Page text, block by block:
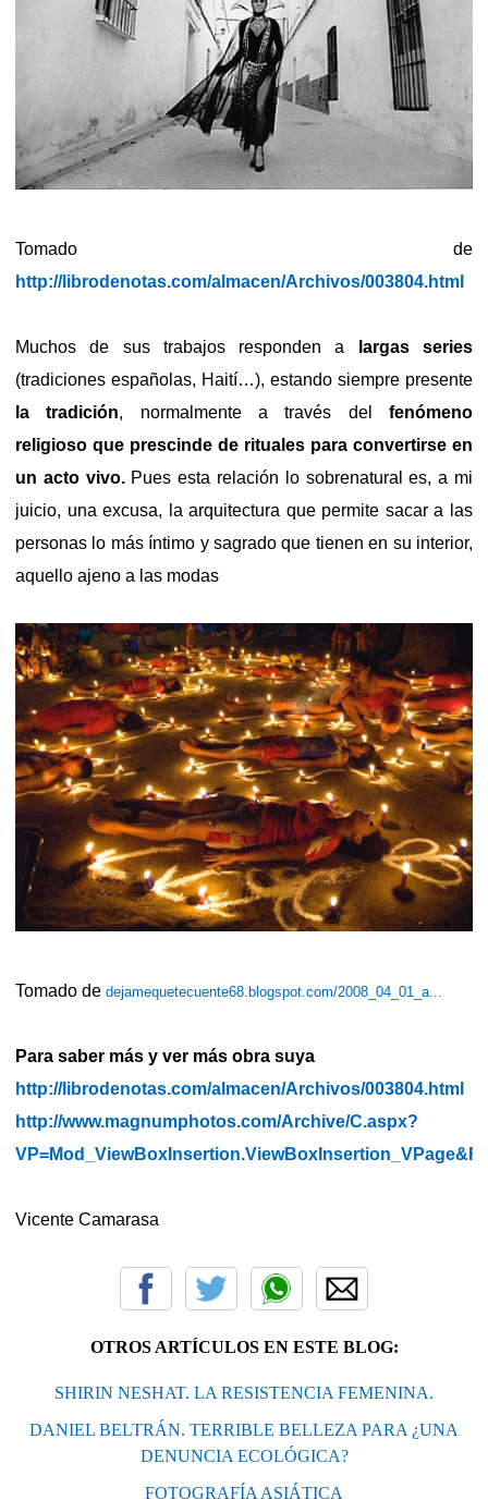
Tomado de
http://librodenotas.com/almacen/Archivos/003804.html
Muchos de sus trabajos responden a
largas series
(tradiciones españolas, Haití…), estando siempre presente
la tradición, normalmente a través delfenómeno
religioso que prescinde de rituales para convertirse en
un acto vivo. Pues esta relación lo sobrenatural es, a mi
juicio, una excusa, la arquitectura que permite sacar a las
personas lo más íntimo y sagrado que tienen en su interior,
aquello ajeno a las modas
Tomado de dejamequetecuente68.blogspot.com/2008_04_01_a...
Para saber más y ver más obra suya
http://librodenotas.com/almacen/Archivos/003804.html
http://www.magnumphotos.com/Archive/C.aspx?
Vicente Camarasa
OTROS ARTÍCULOS EN ESTE BLOG:
SHIRIN NESHAT. LA RESISTENCIA FEMENINA.
DANIEL BELTRÁN. TERRIBLE BELLEZA PARA ¿UNA
DENUNCIA ECOLÓGICA?
FOTOGRAFÍA ASIÁTICA